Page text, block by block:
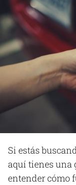
Si estás
aquí tienes una
entender cómo